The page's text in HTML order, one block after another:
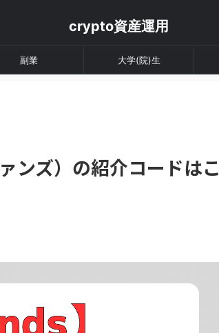
crypto資産運用
副業 大学(院)生
ンズ）の紹介コードはこ